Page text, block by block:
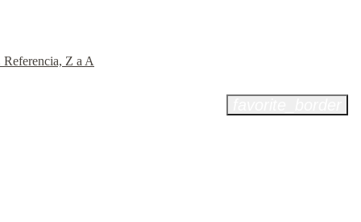
Referencia, Z a A